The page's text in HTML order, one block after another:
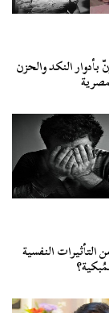
النكد والحزن
النفسية